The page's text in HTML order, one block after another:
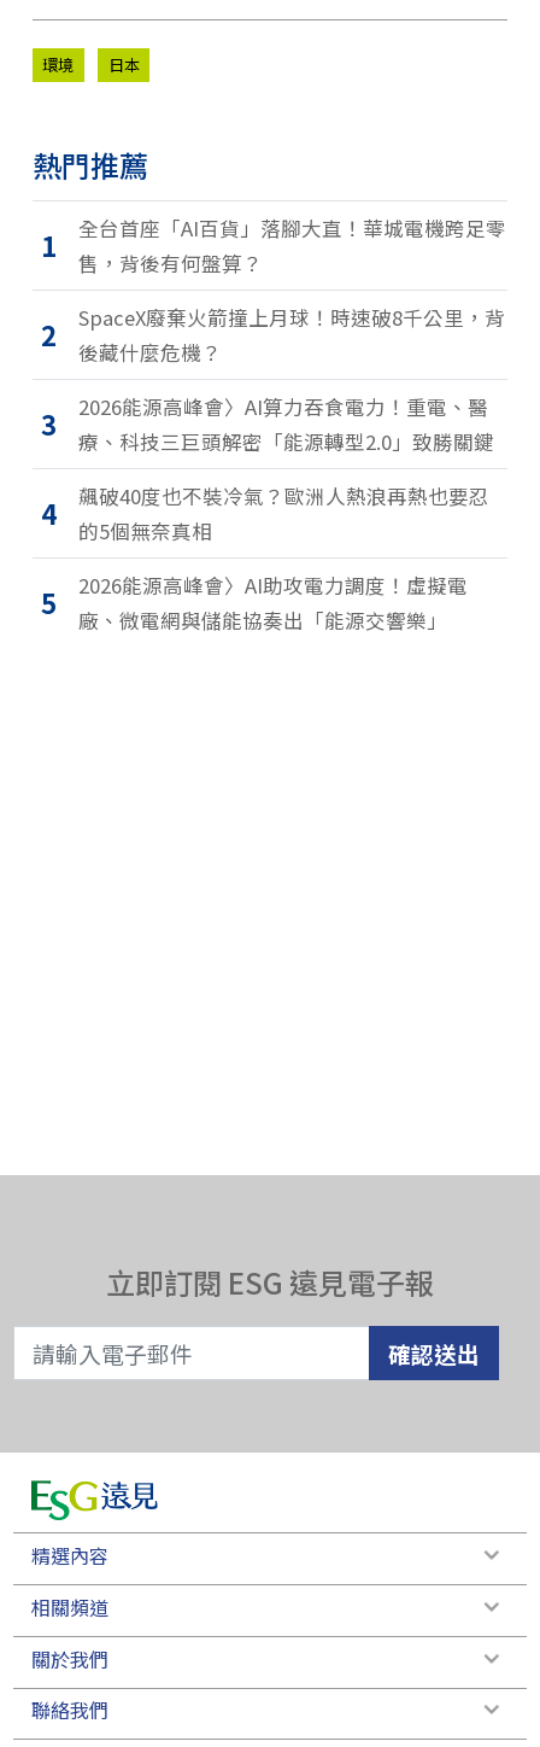
環境 日本
熱門推薦
1
全台首座「AI百貨」落腳大直！華城電機跨足零
售，背後有何盤算？
2
SpaceX廢棄火箭撞上月球！時速破8千公里，背
後藏什麼危機？
3
2026能源高峰會〉AI算力吞食電力！重電、醫
療、科技三巨頭解密「能源轉型2.0」致勝關鍵
4
飆破40度也不裝冷氣？歐洲人熱浪再熱也要忍
的5個無奈真相
5
2026能源高峰會〉AI助攻電力調度！虛擬電
廠、微電網與儲能協奏出「能源交響樂」
立即訂閱 ESG 遠見電子報
確認送出
精選內容
相關頻道
關於我們
聯絡我們